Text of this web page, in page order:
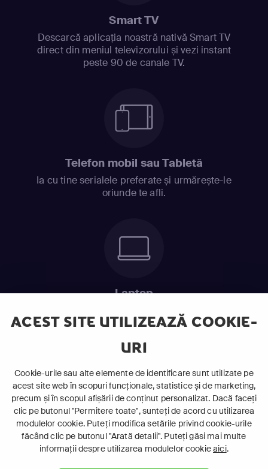
ACEST SITE UTILIZEAZĂ COOKIE-
URI
Cookie-urile sau alte elemente de identificare sunt utilizate pe
acest site web în scopuri funcționale, statistice și de marketing,
precum și în scopul afișării de conținut personalizat. Dacă faceți
clic pe butonul "Permitere toate", sunteți de acord cu utilizarea
modulelor cookie. Puteți modifica setările privind cookie-urile
făcând clic pe butonul "Arată detalii". Puteți găsi mai multe
informații despre utilizarea modulelor cookieaici.
Smart TV
Descarcă aplicația noastră nativă Smart TV
direct din meniul televizorului și vezi instant
peste 90 de canale TV.
Telefon mobil sau Tabletă
Ia cu tine serialele preferate și urmărește-le
oriunde te afli.
Laptop
ABONEAZĂ-TE ACUM
Cerințe de sistem